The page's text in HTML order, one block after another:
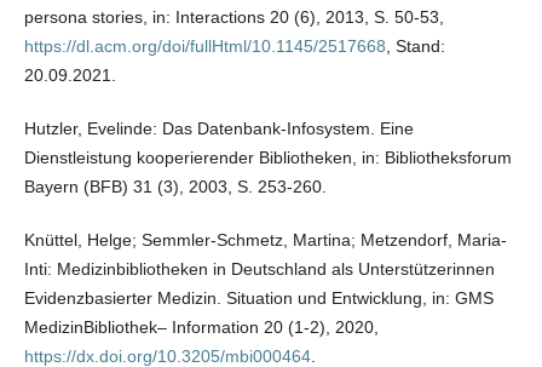
persona stories, in: Interactions 20 (6), 2013, S. 50-53,
https://dl.acm.org/doi/fullHtml/10.1145/2517668 , Stand:
20.09.2021.
Hutzler, Evelinde: Das Datenbank-Infosystem. Eine
Dienstleistung kooperierender Bibliotheken, in: Bibliotheksforum
Bayern (BFB) 31 (3), 2003, S. 253-260.
Knüttel, Helge; Semmler-Schmetz, Martina; Metzendorf, Maria-
Inti: Medizinbibliotheken in Deutschland als Unterstützerinnen
Evidenzbasierter Medizin. Situation und Entwicklung, in: GMS
MedizinBibliothek– Information 20 (1-2), 2020,
https://dx.doi.org/10.3205/mbi000464.